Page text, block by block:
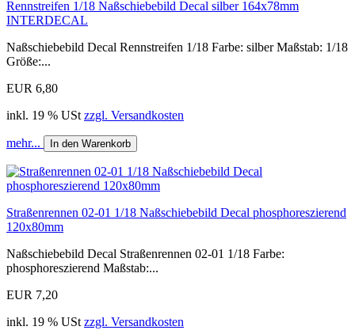
Rennstreifen 1/18 Naßschiebebild Decal silber 164x78mm
INTERDECAL
Naßschiebebild Decal Rennstreifen 1/18 Farbe: silber Maßstab: 1/18
Größe:...
EUR 6,80
inkl. 19 % USt zzgl. Versandkosten
mehr... In den Warenkorb
Straßenrennen 02-01 1/18 Naßschiebebild Decal phosphoreszierend
120x80mm
Naßschiebebild Decal Straßenrennen 02-01 1/18 Farbe:
phosphoreszierend Maßstab:...
EUR 7,20
inkl. 19 % USt zzgl. Versandkosten